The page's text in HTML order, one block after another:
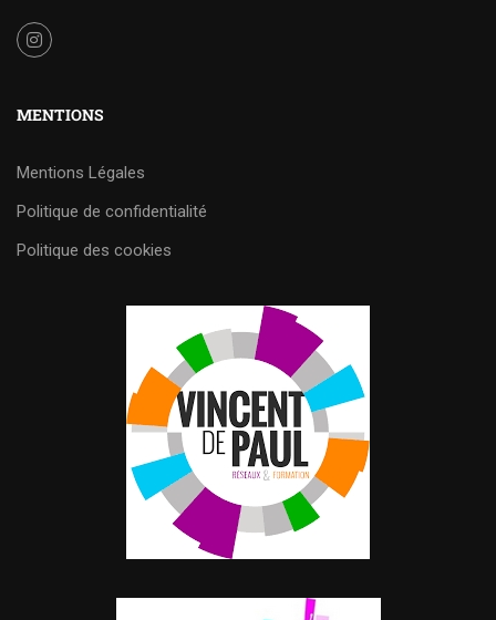
MENTIONS
Mentions Légales
Politique de confidentialité
Politique des cookies